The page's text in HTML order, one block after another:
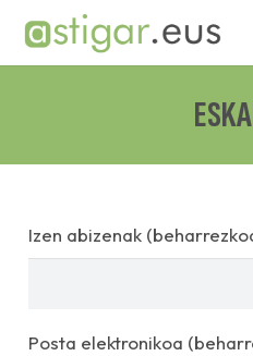
Izen abizenak
Posta elektronikoa